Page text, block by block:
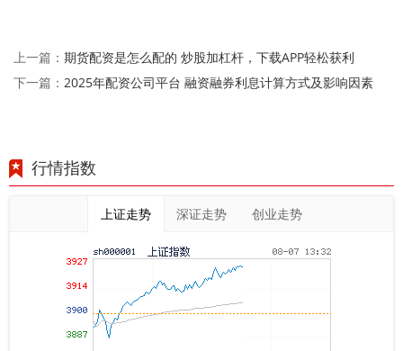
上一篇： 期货配资是怎么配的 炒股加杠杆，下载APP轻松获利
下一篇： 2025年配资公司平台 融资融券利息计算方式及影响因素
行情指数
上证走势 深证走势 创业走势